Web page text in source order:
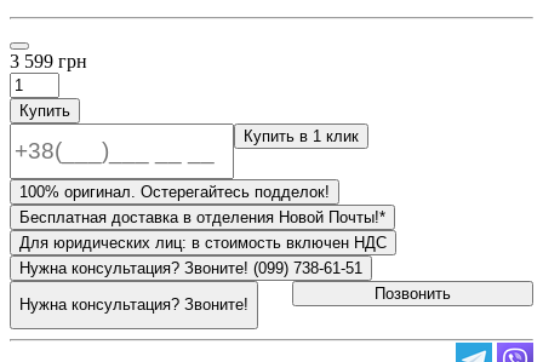
3 599 грн
Купить
Купить в 1 клик
100% оригинал. Остерегайтесь подделок!
Бесплатная доставка в отделения Новой Почты!*
Для юридических лиц: в стоимость включен НДС
Нужна консультация? Звоните! (099) 738-61-51
Нужна консультация? Звоните!
Позвонить